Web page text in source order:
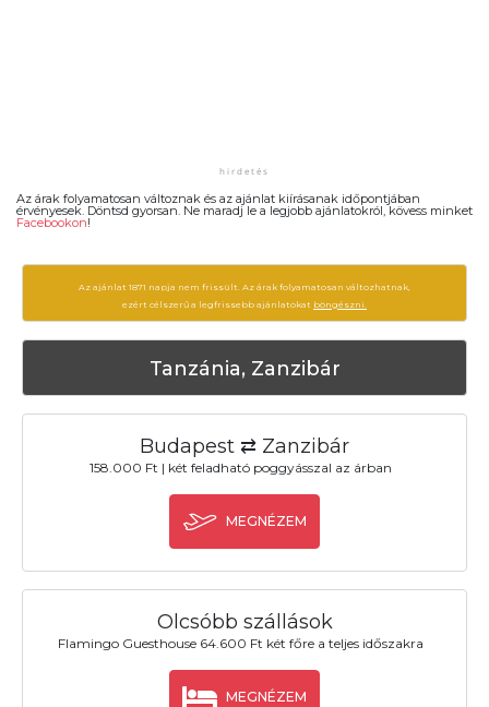
Az árak folyamatosan változnak és az ajánlat kiírásanak időpontjában
érvényesek. Döntsd gyorsan. Ne maradj le a legjobb ajánlatokról, kövess minket
Facebookon!
Az ajánlat 1871 napja nem frissült. Az árak folyamatosan változhatnak,
ezért célszerű a legfrissebb ajánlatokat böngészni.
Tanzánia, Zanzibár
Budapest ⇄ Zanzibár
158.000 Ft | két feladható poggyásszal az árban
MEGNÉZEM
Olcsóbb szállások
Flamingo Guesthouse 64.600 Ft két főre a teljes időszakra
MEGNÉZEM